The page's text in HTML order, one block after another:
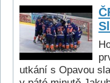
utkání s Opavou